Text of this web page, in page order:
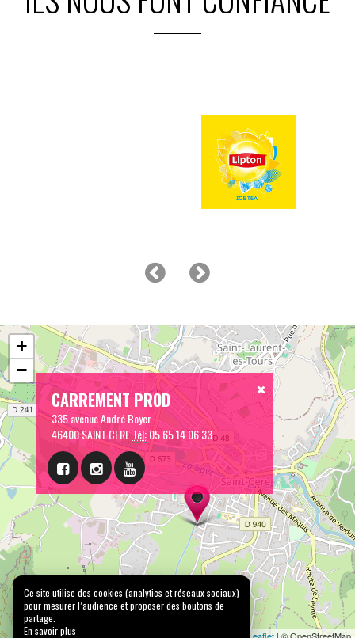
CARREMENT PROD
335 avenue André Boyer
46400 SAINT CERETél:05 65 14 06 33
+
−
Leaflet | © OpenStreetMap
Ce site utilise des cookies (analytics et réseaux sociaux)
pour mesurer l’audience et proposer des boutons de
partage.
En savoir plus